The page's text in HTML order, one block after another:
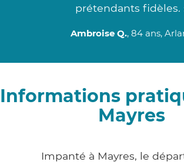
prétendants fidèles.
Ambroise Q., 84 ans,
Informations
Mayres
Impanté à Mayres, le